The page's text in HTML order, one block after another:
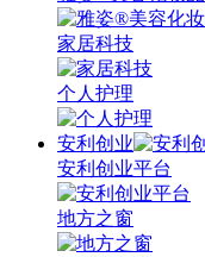
家居科技
个人护理
安利创业
安利创业平台
地方之窗